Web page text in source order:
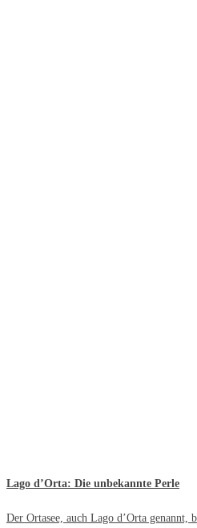
Lago d’Orta: Die unbekannte Perle
Der Ortasee, auch Lago d’Orta genannt,